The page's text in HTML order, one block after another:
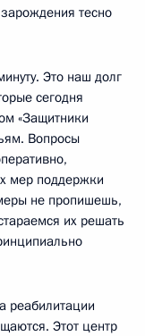
тесно
Это наш долг
сегодня
«Защитники
Вопросы
мер поддержки
не пропишешь,
их решать
реабилитации
Этот центр